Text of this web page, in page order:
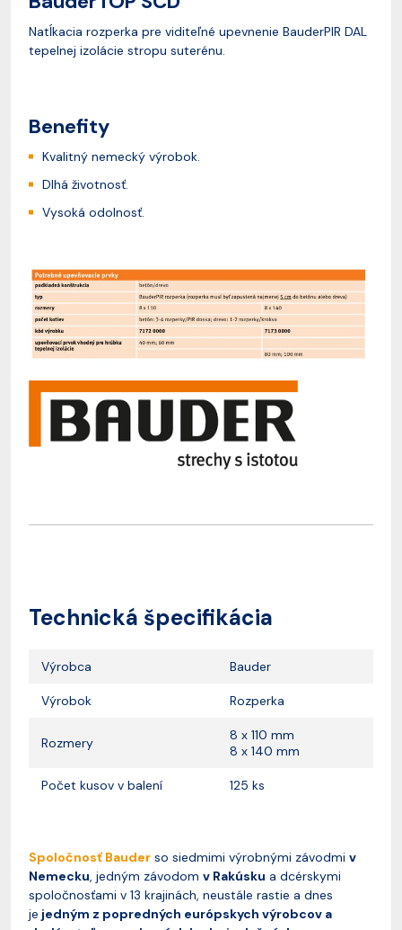
Natĺkacia rozperka pre viditeľné upevnenie BauderPIR DAL
tepelnej izolácie stropu suterénu.
Benefity
Kvalitný nemecký výrobok.
Dlhá životnosť.
Vysoká odolnosť.
Technická špecifikácia
Výrobca Bauder
Výrobok Rozperka
Rozmery
8 x 110 mm
8 x 140 mm
Počet kusov v balení 125 ks
Spoločnosť Bauder so siedmimi výrobnými závodmi v
Nemecku, jedným závodom v Rakúsku a dcérskymi
spoločnosťami v 13 krajinách, neustále rastie a dnes
je jedným z popredných európskych výrobcov a